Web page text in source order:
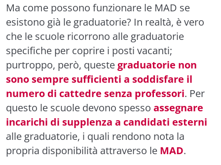
Ma come possono funzionare le MAD se
esistono già le graduatorie? In realtà, è vero
che le scuole ricorrono alle graduatorie
specifiche per coprire i posti vacanti;
purtroppo, però, queste graduatorie non
sono sempre sufficienti a soddisfare il
numero di cattedre senza professori. Per
questo le scuole devono spesso assegnare
incarichi di supplenza a candidati esterni
alle graduatorie, i quali rendono nota la
propria disponibilità attraverso le MAD.